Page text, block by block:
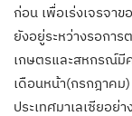
ก่อน เพื่อเร่งเจรจา
ยังอยู่ระหว่างรอการ
เกษตรและสหกรณ์มีค
เดือนหน้า(กรกฎาคม
ประเทศมาเลเซียอย่